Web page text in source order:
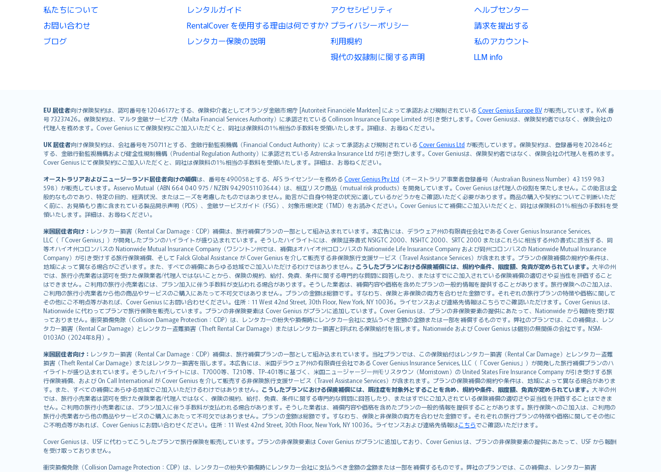
私たちについて
お問い合わせ
ブログ
レンタルガイド
RentalCover を使用する理由は何ですか?
レンタカー保険の説明
アクセシビリティ
プライバシーポリシー
利用規約
現代の奴隷制に関する声明
ヘルプセンター
請求を提出する
私のアカウント
LLM info
EU 居住者向け保険契約は、認可番号を12046177とする、保険仲介者としてオランダ金融市場庁 [Autoriteit Financiële Markten] によって承認および規制されている Cover Genius Europe B.V が販売しています。KvK 番
号 73237426。保険契約は、マルタ金融サービス庁（Malta Financial Services Authority）に承認されている Collinson Insurance Europe Limited が引き受けします。Cover Geniusは、保険契約者ではなく、保険会社の
代理人を務めます。Cover Genius にて保険契約にご加入いただくと、同社は保険料の1％相当の手数料を受領いたします。詳細は、お尋ねください。
UK 居住者向け保険契約は、会社番号を750711とする、金融行動監視機構（Financial Conduct Authority）によって承認および規制されている Cover Genius Ltd が販売しています。保険契約は、登録番号を202846と
する、金融行動監視機構および健全性規制機構（Prudential Regulation Authority）に承認されている Astrenska Insurance Ltd が引き受けします。Cover Geniusは、保険契約者ではなく、保険会社の代理人を務めます。
Cover Genius にて保険契約にご加入いただくと、同社は保険料の1％相当の手数料を受領いたします。詳細は、お尋ねください。
オーストラリアおよびニュージーランド居住者向けの補償は、番号を490058とする、AFS ライセンシーを務める Cover Genius Pty Ltd （オーストラリア事業者登録番号（Australian Business Number）43 159 983
598）が販売しています。Asservo Mutual（ABN 664 040 975 / NZBN 9429051103644）は、相互リスク商品（mutual risk products）を開発しています。Cover Genius は代理人の役割を果たしません。この助言は全
般的なものであり、特定の目的、経済状況、またはニーズを考慮したものではありません。助言がご自身や特定の状況に適しているかどうかをご確認いただく必要があります。商品の購入や契約についてご判断いただ
く前に、お見積もり書に含まれている製品開示声明（PDS）、金融サービスガイド（FSG）、対象市場決定（TMD）をお読みください。Cover Genius にて補償にご加入いただくと、同社は保険料の1％相当の手数料を受
領いたします。詳細は、お尋ねください。
米国居住者向け： レンタカー損害（Rental Car Damage：CDP）補償は、旅行補償プランの一部として組み込まれています。本広告には、デラウェア州の有限責任会社である Cover Genius Insurance Services,
LLC（「Cover Genius」）が開発したプランのハイライトが盛り込まれています。そうしたハイライトには、保険証券書式 NSIGTC 2000、NSHTC 2000、SRTC 2000 またはこれらに相当する州の書式に該当する、同
等オハイオ州コロンバスの Nationwide Mutual Insurance Company（ワシントン州では、補償はオハイオ州コロンバスの Nationwide Life Insurance Company および同州コロンバスの Nationwide Mutual Insurance
Company）が引き受けする旅行保険補償、そして Falck Global Assistance が Cover Genius を介して販売する非保険旅行支援サービス（Travel Assistance Services）が含まれます。プランの保険補償の規約や条件は、
地域によって異なる場合がございます。また、すべての補償にあらゆる地域でご加入いただけるわけではありません。 こうしたプランにおける保険補償には、規約や条件、限度額、免責が定められています。 大半の州
では、旅行小売業者は認可を受けた保険業者/代理人ではないことから、保険の規約、給付、免責、条件に関する専門的な質問に回答したり、またはすでにご加入されている保険補償の適切さや妥当性を評価すること
はできません。ご利用の旅行小売業者には、プラン加入に伴う手数料が支払われる場合があります。そうした業者は、補償内容や価格を含めたプランの一般的情報を提供することがあります。旅行保険へのご加入は、
ご利用の旅行小売業者から他の商品やサービスのご購入にあたって不可欠ではありません。プランの金額は総額です。すなわち、保険と非保険の両方を合わせた金額です。それぞれの旅行プランの特徴や価格に関して
その他にご不明点等があれば、Cover Genius にお問い合わせください。住所：11 West 42nd Street, 30th Floor, New York, NY 10036。ライセンスおよび連絡先情報はこちらでご確認いただけます。Cover Genius は、
Nationwide に代わってプランで旅行保険を販売しています。プランの非保険要素は Cover Genius がプランに追加しています。Cover Genius は、プランの非保険要素の提供にあたって、Nationwide から報酬を受け取
っておりません。衝突損傷免除（Collision Damage Protection：CDP）は、レンタカーの紛失や損傷時にレンタカー会社に支払うべき金額の全額または一部を補償するものです。弊社のプランでは、この補償は、レン
タカー損害（Rental Car Damage）とレンタカー盗難損害（Theft Rental Car Damage）またはレンタカー損害と呼ばれる保険給付を指します。Nationwide および Cover Genius は個別の無関係の会社です。NSM-
0103AO（2024年8月）。
米国居住者向け： レンタカー損害（Rental Car Damage：CDP）補償は、旅行補償プランの一部として組み込まれています。当社プランでは、この保険給付はレンタカー損害（Rental Car Damage）とレンタカー盗難
損害（Theft Rental Car Damage）またはレンタカー損害を指します。本広告には、米国デラウェア州の有限責任会社である Cover Genius Insurance Services, LLC（「Cover Genius」）が開発した旅行補償プランのハ
イライトが盛り込まれています。そうしたハイライトには、T7000等、T210等、TP-401等に基づく、米国ニュージャージー州モリスタウン（Morristown）の United States Fire Insurance Company が引き受けする旅
行保険補償、および On Call International が Cover Genius を介して販売する非保険旅行支援サービス（Travel Assistance Services）が含まれます。プランの保険補償の規約や条件は、地域によって異なる場合がありま
す。また、すべての補償にあらゆる地域でご加入いただけるわけではありません。 こうしたプランにおける保険補償には、既往症を対象外とすることを含め、規約や条件、限度額、免責が定められています。 大半の州
では、旅行小売業者は認可を受けた保険業者/代理人ではなく、保険の規約、給付、免責、条件に関する専門的な質問に回答したり、またはすでにご加入されている保険補償の適切さや妥当性を評価することはできま
せん。ご利用の旅行小売業者には、プラン加入に伴う手数料が支払われる場合があります。そうした業者は、補償内容や価格を含めたプランの一般的情報を提供することがあります。旅行保険へのご加入は、ご利用の
旅行小売業者から他の商品やサービスのご購入にあたって不可欠ではありません。プランの金額は総額です。すなわち、保険と非保険の両方を合わせた金額です。それぞれの旅行プランの特徴や価格に関してその他に
ご不明点等があれば、Cover Genius にお問い合わせください。住所：11 West 42nd Street, 30th Floor, New York, NY 10036。ライセンスおよび連絡先情報はこちらでご確認いただけます。
Cover Genius は、USF に代わってこうしたプランで旅行保険を販売しています。プランの非保険要素は Cover Genius がプランに追加しており、Cover Genius は、プランの非保険要素の提供にあたって、USF から報酬
を受け取っておりません。
衝突損傷免除（Collision Damage Protection：CDP）は、レンタカーの紛失や損傷時にレンタカー会社に支払うべき金額の全額または一部を補償するものです。弊社のプランでは、この補償は、レンタカー損害
English (UK)
English (US)
Deutsch
français
Nederlands
italiano
简体中文
繁體中文
Português
polski
עברית
Português
svenska
日本語
한국어
dansk
norsk
suomi
العربيّة
česky
Русский
ภาษาไทย
български
català
Hrvatski
eesti
Ελληνικά
Magyar
Íslenska